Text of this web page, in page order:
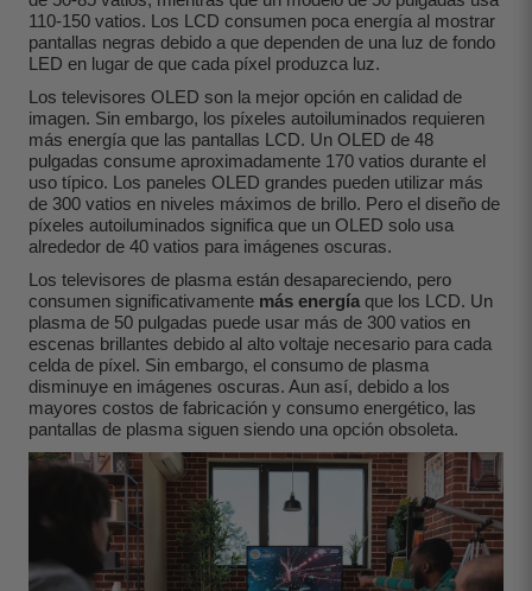
110-150 vatios. Los LCD consumen poca energía al mostrar
pantallas negras debido a que dependen de una luz de fondo
LED en lugar de que cada píxel produzca luz.
Los televisores OLED son la mejor opción en calidad de
imagen. Sin embargo, los píxeles autoiluminados requieren
más energía que las pantallas LCD. Un OLED de 48
pulgadas consume aproximadamente 170 vatios durante el
uso típico. Los paneles OLED grandes pueden utilizar más
de 300 vatios en niveles máximos de brillo. Pero el diseño de
píxeles autoiluminados significa que un OLED solo usa
alrededor de 40 vatios para imágenes oscuras.
Los televisores de plasma están desapareciendo, pero
consumen significativamente más energía que los LCD. Un
plasma de 50 pulgadas puede usar más de 300 vatios en
escenas brillantes debido al alto voltaje necesario para cada
celda de píxel. Sin embargo, el consumo de plasma
disminuye en imágenes oscuras. Aun así, debido a los
mayores costos de fabricación y consumo energético, las
pantallas de plasma siguen siendo una opción obsoleta.